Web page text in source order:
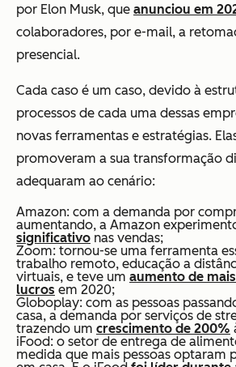
por Elon Musk, que anunciou em
colaboradores, por e-mail, a
presencial.
Cada caso é um caso, devido à
processos de cada uma dessas
novas ferramentas e estratégias.
promoveram a sua transformação
adequaram ao cenário:
Amazon: com a demanda por
aumentando, a Amazon
significativo nas vendas;
Zoom: tornou-se uma ferramenta
trabalho remoto, educação a
virtuais, e teve um aumento de
lucros em 2020;
Globoplay: com as pessoas
casa, a demanda por serviços de
trazendo um crescimento de 200%
iFood: o setor de entrega de
medida que mais pessoas optaram